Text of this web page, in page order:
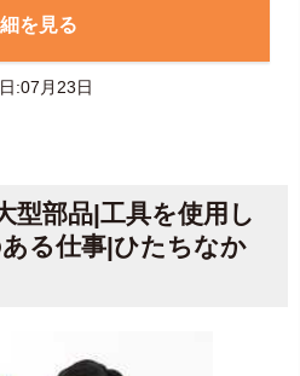
を見る
:07月23日
型部品|工具を使用し
る仕事|ひたちなか